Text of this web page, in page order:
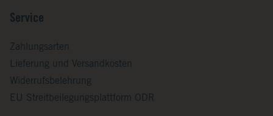
Service
Zahlungsarten
Lieferung und Versandkosten
Widerrufsbelehrung
EU Streitbeilegungsplattform ODR